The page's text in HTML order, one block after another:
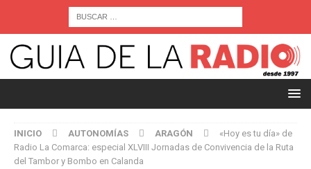
INICIO AUTONOMÍAS ARAGÓN
«Hoy es tu día» de
Radio La Comarca: especial XLVIII Jornadas de Convivencia de la Ruta
del Tambor y Bombo en Calanda